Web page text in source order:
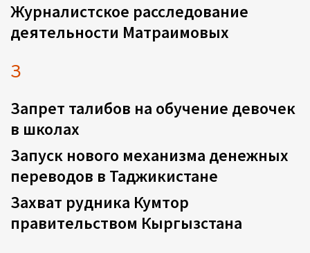
Журналистское расследование
деятельности Матраимовых
З
Запрет талибов на обучение девочек
в школах
Запуск нового механизма денежных
переводов в Таджикистане
Захват рудника Кумтор
правительством Кыргызстана